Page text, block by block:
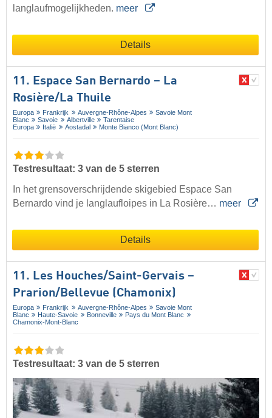
langlaufmogelijkheden. meer
Details
11. Espace San Bernardo – La
Rosière/​La Thuile
Europa Frankrijk Auvergne-Rhône-Alpes
Savoie Mont
Blanc
Savoie Albertville
Tarentaise
Europa
Italië Aostadal Monte Bianco (Mont Blanc)
Testresultaat: 3 van de 5 sterren
In het grensoverschrijdende skigebied Espace San
Bernardo vind je langlaufloipes in La Rosière… meer
Details
11. Les Houches/​Saint-Gervais –
Prarion/​Bellevue (Chamonix)
Europa Frankrijk Auvergne-Rhône-Alpes
Savoie Mont
Blanc
Haute-Savoie Bonneville
Pays du Mont Blanc
Chamonix-Mont-Blanc
Testresultaat: 3 van de 5 sterren